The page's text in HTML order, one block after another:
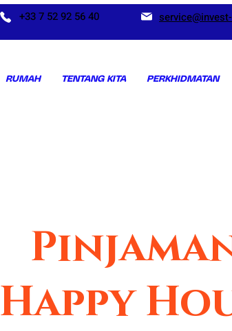
+33 7 52 92 56 40
RUMAH TENTANG KITA PERKHIDMATAN
Happy